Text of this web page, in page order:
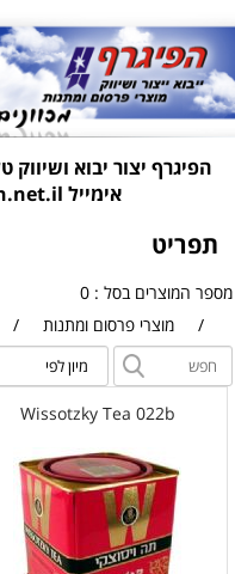
הפיגרף יצור יבוא ושיווק
אימייל
תפריט
מספר המוצרים בסל : 0
/
מוצרי פרסום ומתנות /
Wissotzky Tea 022b